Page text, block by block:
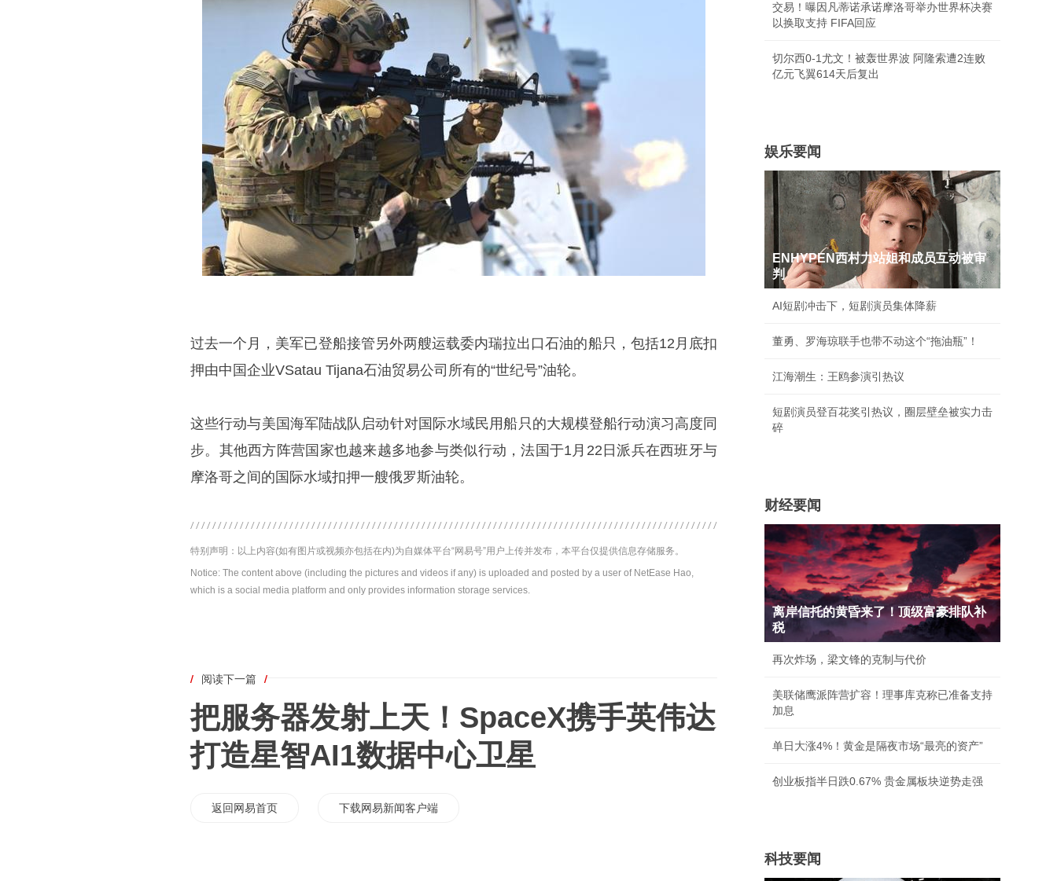
过去一个月，美军已登船接管另外两艘运载委内瑞拉出口石油的船只，包括12月底扣
押由中国企业VSatau Tijana石油贸易公司所有的“世纪号”油轮。
这些行动与美国海军陆战队启动针对国际水域民用船只的大规模登船行动演习高度同
步。其他西方阵营国家也越来越多地参与类似行动，法国于1月22日派兵在西班牙与
摩洛哥之间的国际水域扣押一艘俄罗斯油轮。
特别声明：以上内容(如有图片或视频亦包括在内)为自媒体平台“网易号”用户上传并发布，本平台仅提供信息存储服务。
Notice: The content above (including the pictures and videos if any) is uploaded and posted by a user of NetEase Hao,
which is a social media platform and only provides information storage services.
/ 阅读下一篇 /
把服务器发射上天！SpaceX携手英伟达
打造星智AI1数据中心卫星
返回网易首页 下载网易新闻客户端
交易！曝因凡蒂诺承诺摩洛哥举办世界杯决赛
以换取支持 FIFA回应
切尔西0-1尤文！被轰世界波 阿隆索遭2连败
亿元飞翼614天后复出
娱乐要闻
ENHYPEN西村力站姐和成员互动被审
判
AI短剧冲击下，短剧演员集体降薪
董勇、罗海琼联手也带不动这个“拖油瓶”！
江海潮生：王鸥参演引热议
短剧演员登百花奖引热议，圈层壁垒被实力击
碎
财经要闻
离岸信托的黄昏来了！顶级富豪排队补
税
再次炸场，梁文锋的克制与代价
美联储鹰派阵营扩容！理事库克称已准备支持
加息
单日大涨4%！黄金是隔夜市场“最亮的资产”
创业板指半日跌0.67% 贵金属板块逆势走强
科技要闻